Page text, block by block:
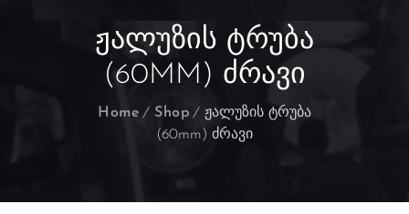
ᲟᲐᲚᲣᲖᲘᲡ ᲢᲠᲣᲑᲐ
(60MM) ᲫᲠᲐᲕᲘ
Home Shop
ჟალუზის ტრუბა
(60mm) ძრავი